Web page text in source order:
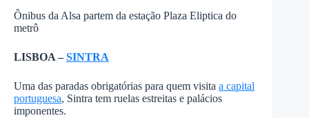
Ônibus da Alsa partem da estação Plaza Eliptica do
metrô
LISBOA –SINTRA
Uma das paradas obrigatórias para quem visita a capital
portuguesa, Sintra tem ruelas estreitas e palácios
imponentes.